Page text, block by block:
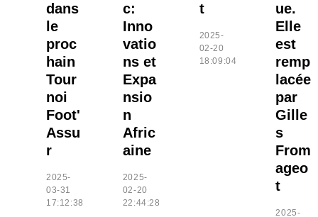
dans
le
proc
hain
Tour
noi
Foot'
Assu
r
2025-
03-31
17:12:38
c:
Inno
vatio
ns et
Expa
nsio
n
Afric
aine
2025-
02-20
22:44:28
t
2025-
02-20
18:09:04
ue.
Elle
est
remp
lacée
par
Gille
s
From
ageo
t
2025-